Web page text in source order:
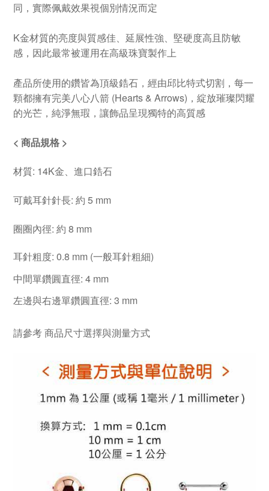
同，實際佩戴效果視個別情況而定
K金材質的亮度與質感佳、延展性強、堅硬度高且防敏
感，因此最常被運用在高級珠寶製作上
產品所使用的鑽皆為頂級鋯石，經由邱比特式切割，每一
顆都擁有完美八心八箭 (Hearts & Arrows)，綻放璀璨閃耀
的光芒，純淨無瑕，讓飾品呈現獨特的高質感
< 商品規格 >
材質: 14K金、進口鋯石
可戴耳針針長: 約 5 mm
圈圈內徑: 約 8 mm
耳針粗度: 0.8 mm (一般耳針粗細)
中間單鑽圓直徑: 4 mm
左邊與右邊單鑽圓直徑: 3 mm
請參考商品尺寸選擇與測量方式